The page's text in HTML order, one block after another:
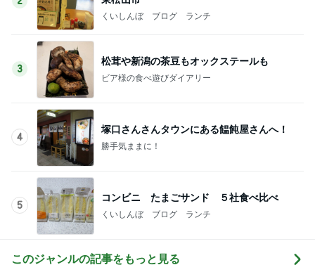
くいしんぼ ブログ ランチ
3
松茸や新潟の茶豆もオックステールも
ビア様の食べ遊びダイアリー
4
塚口さんさんタウンにある饂飩屋さんへ！
勝手気ままに！
5
コンビニ たまごサンド ５社食べ比べ
くいしんぼ ブログ ランチ
このジャンルの記事をもっと見る